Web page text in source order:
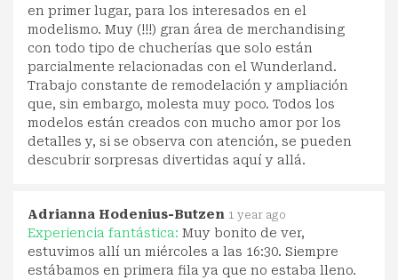
en primer lugar, para los interesados en el
modelismo. Muy (!!!) gran área de merchandising
con todo tipo de chucherías que solo están
parcialmente relacionadas con el Wunderland.
Trabajo constante de remodelación y ampliación
que, sin embargo, molesta muy poco. Todos los
modelos están creados con mucho amor por los
detalles y, si se observa con atención, se pueden
descubrir sorpresas divertidas aquí y allá.
Adrianna Hodenius-Butzen 1 year ago
Experiencia fantástica: Muy bonito de ver,
estuvimos allí un miércoles a las 16:30. Siempre
estábamos en primera fila ya que no estaba lleno.